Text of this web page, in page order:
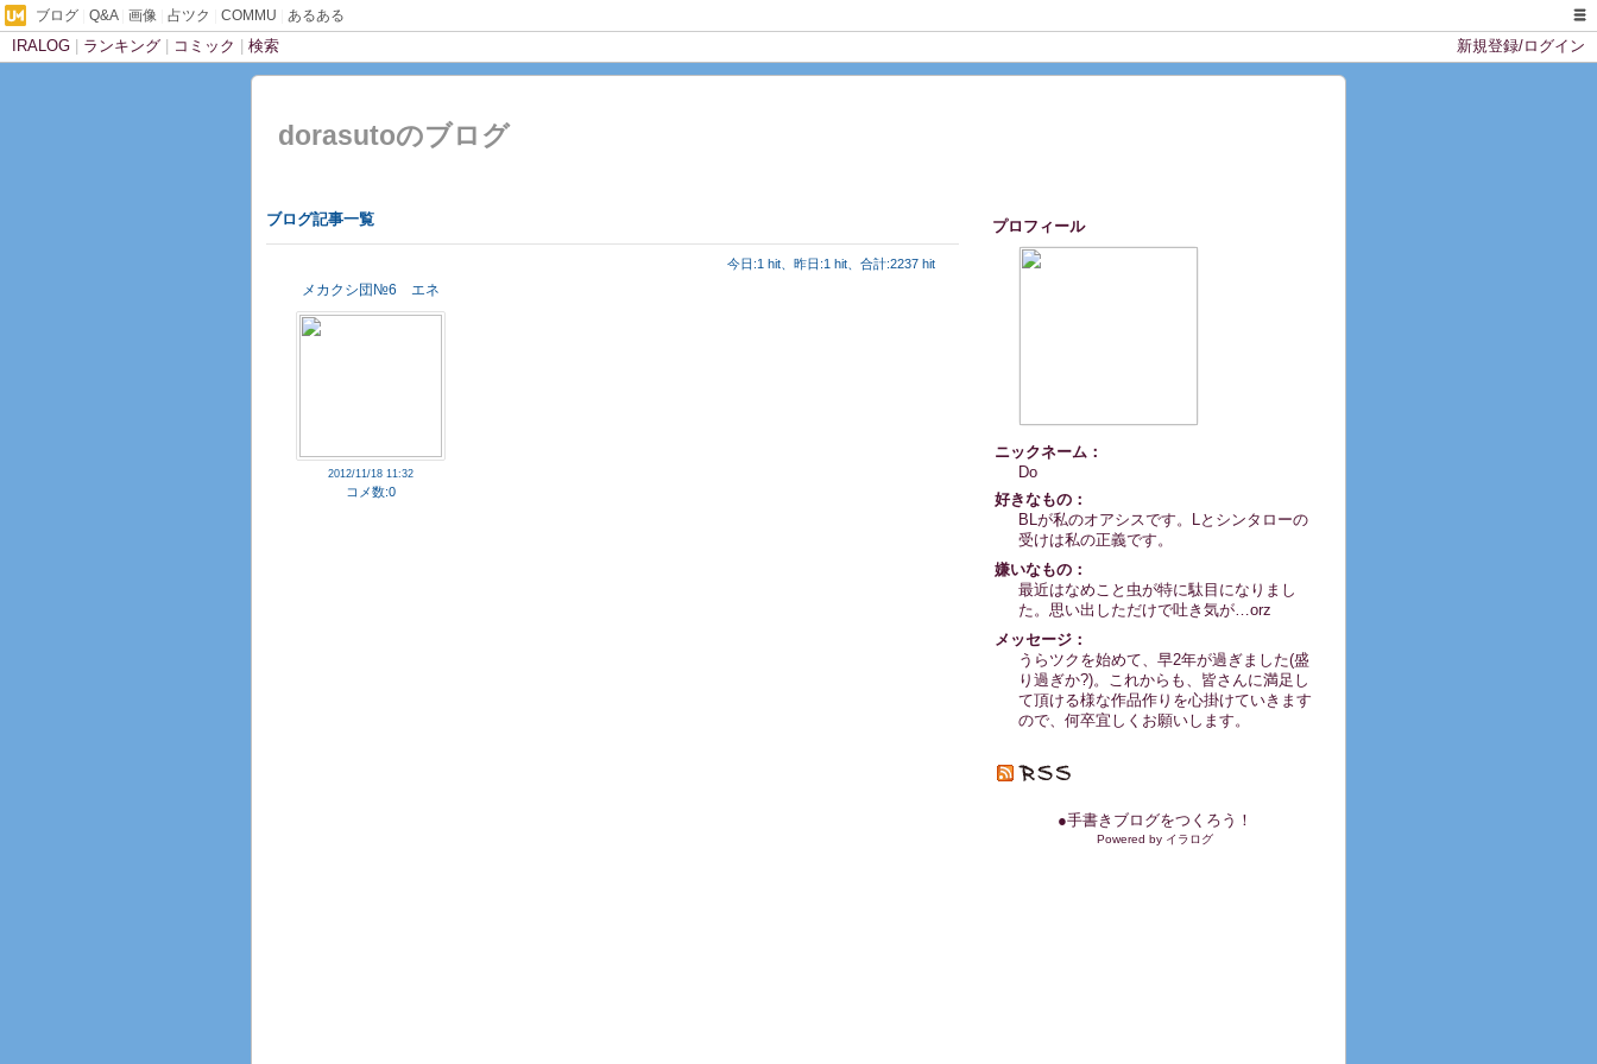
ブログ Q&A| 画像 占ツク COMMU あるある
IRALOG ランキング コミック 検索 新規登録/ログイン
dorasutoのブログ
ブログ記事一覧
今日:1 hit、昨日:1 hit、合計:2237 hit
メカクシ団№6 エネ
2012/11/18 11:32
コメ数:0
プロフィール
ニックネーム：
Do
好きなもの：
BLが私のオアシスです。Lとシンタローの
受けは私の正義です。
嫌いなもの：
最近はなめこと虫が特に駄目になりまし
た。思い出しただけで吐き気が…orz
メッセージ：
うらツクを始めて、早2年が過ぎました(盛
り過ぎか?)。これからも、皆さんに満足し
て頂ける様な作品作りを心掛けていきます
ので、何卒宜しくお願いします。
●手書きブログをつくろう！
Powered by イラログ